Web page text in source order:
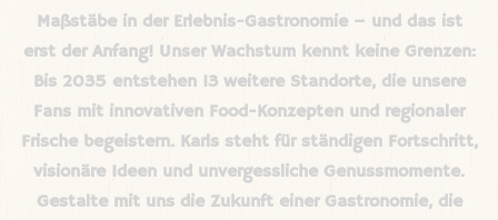
Maßstäbe in der Erlebnis-Gastronomie – und das ist
erst der Anfang! Unser Wachstum kennt keine Grenzen:
Bis 2035 entstehen 13 weitere Standorte, die unsere
Fans mit innovativen Food-Konzepten und regionaler
Frische begeistern. Karls steht für ständigen Fortschritt,
visionäre Ideen und unvergessliche Genussmomente.
Gestalte mit uns die Zukunft einer Gastronomie, die